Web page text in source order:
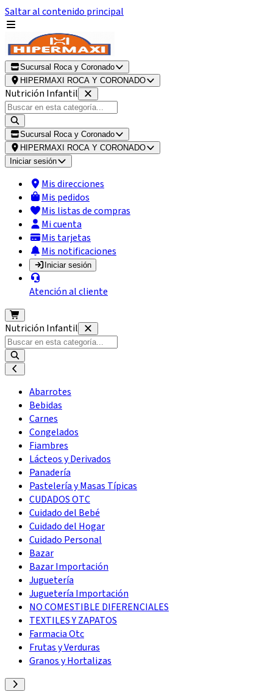
Saltar al contenido principal
Sucursal Roca y Coronado
HIPERMAXI ROCA Y CORONADO
Nutrición Infantil
Sucursal Roca y Coronado
HIPERMAXI ROCA Y CORONADO
Iniciar sesión
Mis direcciones
Mis pedidos
Mis listas de compras
Mi cuenta
Mis tarjetas
Mis notificaciones
Iniciar sesión
Atención al cliente
Nutrición Infantil
Abarrotes
Bebidas
Carnes
Congelados
Fiambres
Lácteos y Derivados
Panadería
Pastelería y Masas Típicas
CUDADOS OTC
Cuidado del Bebé
Cuidado del Hogar
Cuidado Personal
Bazar
Bazar Importación
Juguetería
Juguetería Importación
NO COMESTIBLE DIFERENCIALES
TEXTILES Y ZAPATOS
Farmacia Otc
Frutas y Verduras
Granos y Hortalizas